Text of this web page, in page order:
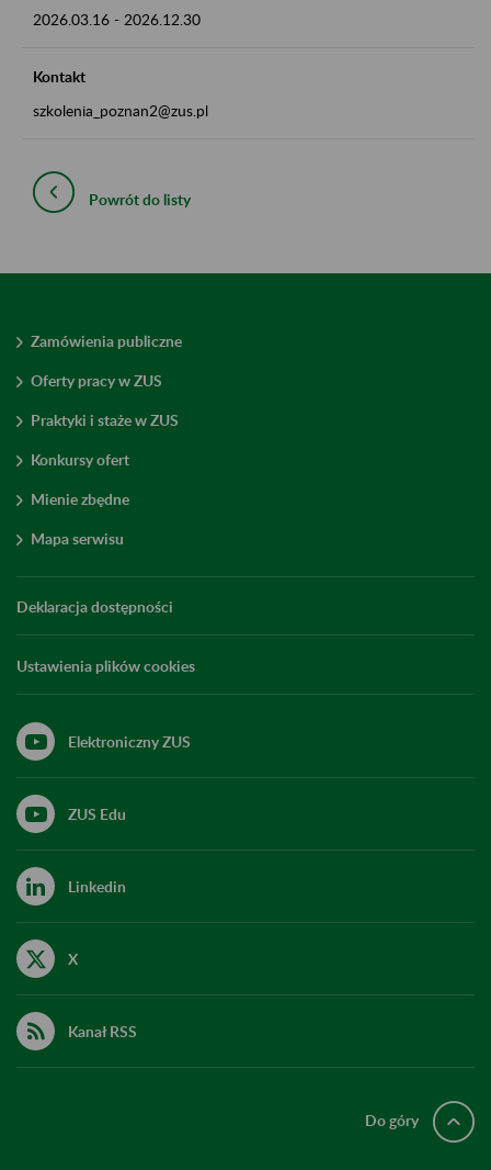
2026.03.16 - 2026.12.30
Kontakt
szkolenia_poznan2@zus.pl
Powrót do listy
Zamówienia publiczne
Oferty pracy w ZUS
Praktyki i staże w ZUS
Konkursy ofert
Mienie zbędne
Mapa serwisu
Deklaracja dostępności
Ustawienia plików cookies
Elektroniczny ZUS
ZUS Edu
Linkedin
X
Kanał RSS
Do góry